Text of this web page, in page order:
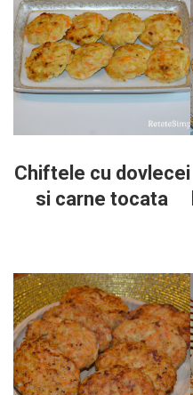
Chiftele cu dovlecei
si carne tocata